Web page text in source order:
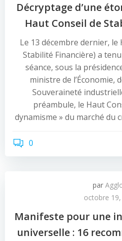
Décryptage d’une
Haut Conseil de
Le 13 décembre dernier, le
Stabilité Financière) a
séance, sous la
ministre de l’Économie,
Souveraineté
préambule, le Haut
dynamisme » du marché du
0
par
octobre
Manifeste pour une
universelle : 16